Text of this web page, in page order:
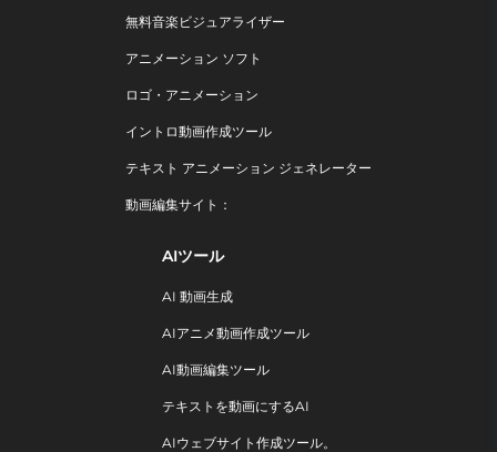
無料音楽ビジュアライザー
アニメーション ソフト
ロゴ・アニメーション
イントロ動画作成ツール
テキスト アニメーション ジェネレーター
動画編集サイト：
AIツール
AI 動画生成
AIアニメ動画作成ツール
AI動画編集ツール
テキストを動画にするAI
AIウェブサイト作成ツール。